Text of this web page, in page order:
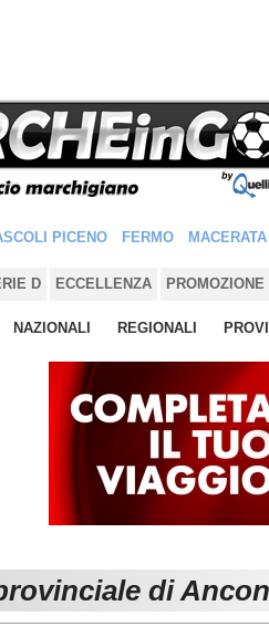
PICENO FERMO MACERATA
D ECCELLENZA PROMOZIONE
NAZIONALI REGIONALI
di